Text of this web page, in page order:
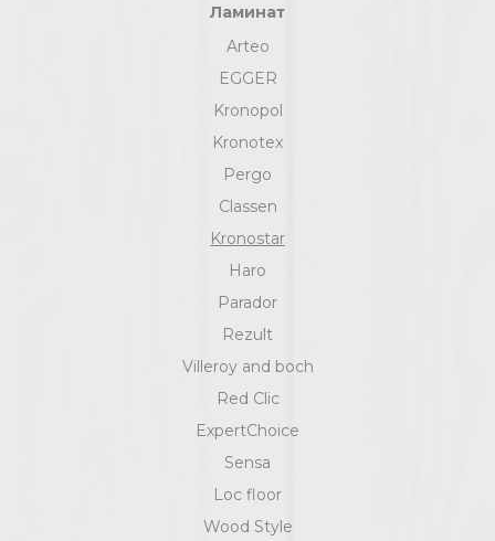
Ламинат
Arteo
EGGER
Kronopol
Kronotex
Pergo
Classen
Kronostar
Haro
Parador
Rezult
Villeroy and boch
Red Clic
ExpertChoice
Sensa
Loc floor
Wood Style